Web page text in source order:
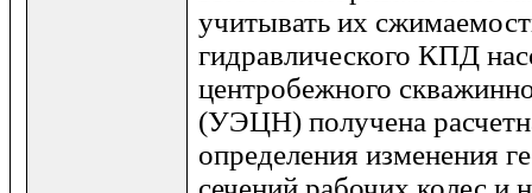
учитывать их
гидравлического КПД
центробежного
(УЭЦН) получена
определения изменения